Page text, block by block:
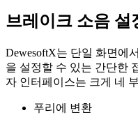
브레이크 소음 설
DewesoftX는 단일 화면에
을 설정할 수 있는 간단한
자 인터페이스는 크게 네
푸리에 변환